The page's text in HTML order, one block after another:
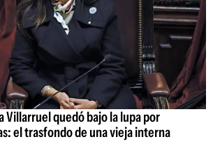
Villarruel quedó bajo la lupa por
el trasfondo de una vieja interna